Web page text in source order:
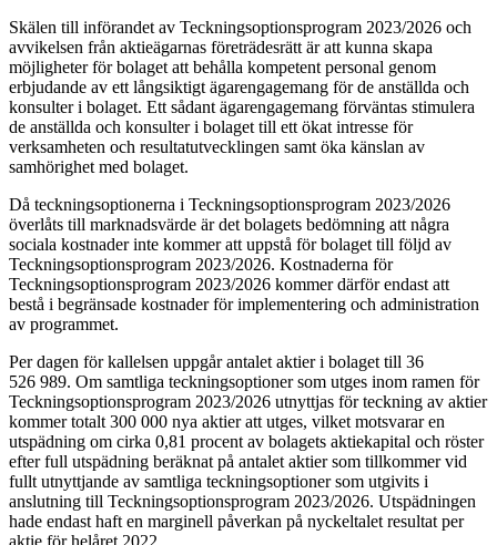
Skälen till införandet av Teckningsoptionsprogram 2023/2026 och
avvikelsen från aktieägarnas företrädesrätt är att kunna skapa
möjligheter för bolaget att behålla kompetent personal genom
erbjudande av ett långsiktigt ägarengagemang för de anställda och
konsulter i bolaget. Ett sådant ägarengagemang förväntas stimulera
de anställda och konsulter i bolaget till ett ökat intresse för
verksamheten och resultatutvecklingen samt öka känslan av
samhörighet med bolaget.
Då teckningsoptionerna i Teckningsoptionsprogram 2023/2026
överlåts till marknadsvärde är det bolagets bedömning att några
sociala kostnader inte kommer att uppstå för bolaget till följd av
Teckningsoptionsprogram 2023/2026. Kostnaderna för
Teckningsoptionsprogram 2023/2026 kommer därför endast att
bestå i begränsade kostnader för implementering och administration
av programmet.
Per dagen för kallelsen uppgår antalet aktier i bolaget till 36
526 989. Om samtliga teckningsoptioner som utges inom ramen för
Teckningsoptionsprogram 2023/2026 utnyttjas för teckning av aktier
kommer totalt 300 000 nya aktier att utges, vilket motsvarar en
utspädning om cirka 0,81 procent av bolagets aktiekapital och röster
efter full utspädning beräknat på antalet aktier som tillkommer vid
fullt utnyttjande av samtliga teckningsoptioner som utgivits i
anslutning till Teckningsoptionsprogram 2023/2026. Utspädningen
hade endast haft en marginell påverkan på nyckeltalet resultat per
aktie för helåret 2022.